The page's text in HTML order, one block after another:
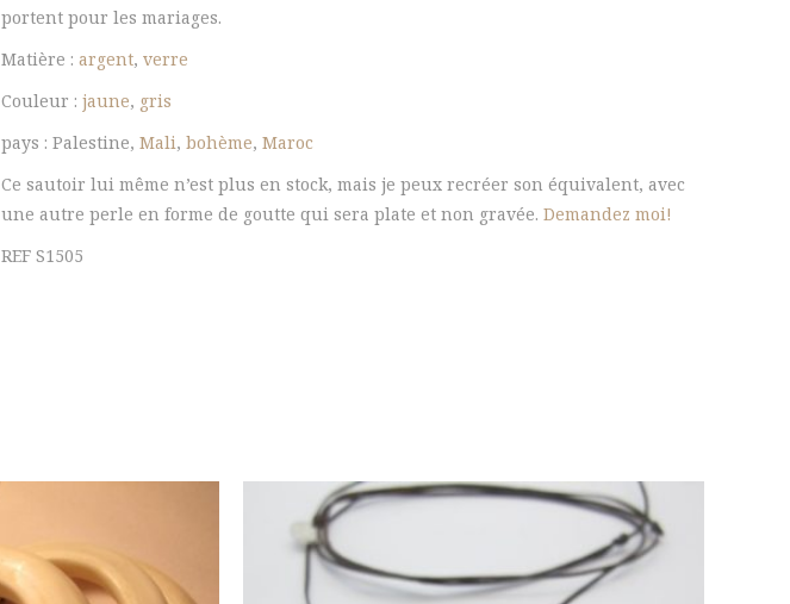
portent pour les mariages.
Matière : argent, verre
Couleur : jaune, gris
pays : Palestine, Mali, bohème, Maroc
Ce sautoir lui même n’est plus en stock, mais je peux recréer son équivalent, avec
une autre perle en forme de goutte qui sera plate et non gravée. Demandez moi!
REF S1505